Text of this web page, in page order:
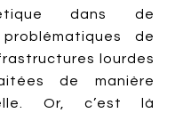
dans de
problématiques de
lourdes
de manière
Or, c’est là